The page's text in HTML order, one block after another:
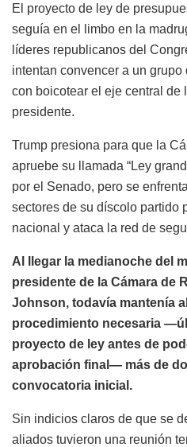
El proyecto de ley de
seguía en el limbo en la
líderes republicanos del
intentan convencer a un
con boicotear el eje central de
presidente.
Trump presiona para que la
apruebe su llamada “Ley
por el Senado, pero se
sectores de su díscolo partido
nacional y ataca la red de
Al llegar la medianoche del
presidente de la Cámara de
Johnson, todavía mantenía
procedimiento necesaria
proyecto de ley antes de
aprobación final— más de
convocatoria inicial.
Sin indicios claros de que se
aliados tuvieron una reunión